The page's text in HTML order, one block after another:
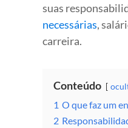
suas
necessárias,
carreira.
Conteúdo
1 O que faz um
2